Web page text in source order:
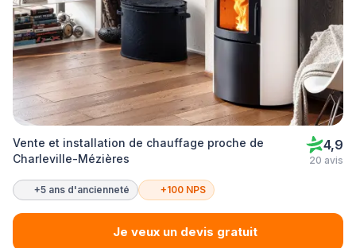
Vente et installation de chauffage proche de
Charleville-Mézières
4,9
20 avis
+5 ans d'ancienneté +100 NPS
Je veux un devis gratuit